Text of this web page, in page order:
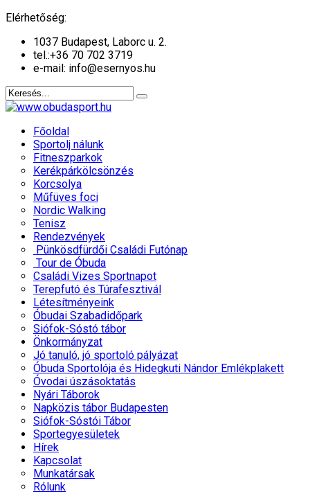
Elérhetőség:
1037 Budapest, Laborc u. 2.
tel.:+36 70 702 3719
e-mail: info@esernyos.hu
Főoldal
Sportolj nálunk
Fitneszparkok
Kerékpárkölcsönzés
Korcsolya
Műfüves foci
Nordic Walking
Tenisz
Rendezvények
Pünkösdfürdői Családi Futónap
Tour de Óbuda
Családi Vizes Sportnapot
Terepfutó és Túrafesztivál
Létesítményeink
Óbudai Szabadidőpark
Siófok-Sóstó tábor
Önkormányzat
Jó tanuló, jó sportoló pályázat
Óbuda Sportolója és Hidegkuti Nándor Emlékplakett
Óvodai úszásoktatás
Nyári Táborok
Napközis tábor Budapesten
Siófok-Sóstói Tábor
Sportegyesületek
Hírek
Kapcsolat
Munkatársak
Rólunk
év
hónap
év
hónap